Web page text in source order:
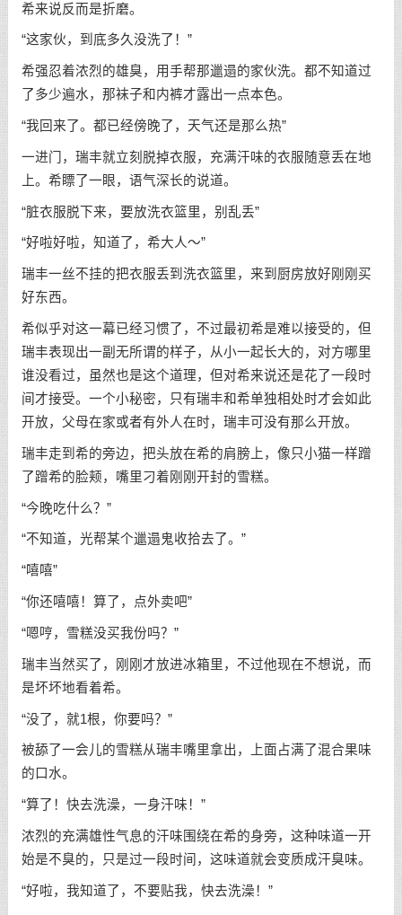
希来说反而是折磨。
“这家伙，到底多久没洗了！”
希强忍着浓烈的雄臭，用手帮那邋遢的家伙洗。都不知道过
了多少遍水，那袜子和内裤才露出一点本色。
“我回来了。都已经傍晚了，天气还是那么热”
一进门，瑞丰就立刻脱掉衣服，充满汗味的衣服随意丢在地
上。希瞟了一眼，语气深长的说道。
“脏衣服脱下来，要放洗衣篮里，别乱丢”
“好啦好啦，知道了，希大人～”
瑞丰一丝不挂的把衣服丢到洗衣篮里，来到厨房放好刚刚买
好东西。
希似乎对这一幕已经习惯了，不过最初希是难以接受的，但
瑞丰表现出一副无所谓的样子，从小一起长大的，对方哪里
谁没看过，虽然也是这个道理，但对希来说还是花了一段时
间才接受。一个小秘密，只有瑞丰和希单独相处时才会如此
开放，父母在家或者有外人在时，瑞丰可没有那么开放。
瑞丰走到希的旁边，把头放在希的肩膀上，像只小猫一样蹭
了蹭希的脸颊，嘴里刁着刚刚开封的雪糕。
“今晚吃什么？”
“不知道，光帮某个邋遢鬼收拾去了。”
“嘻嘻”
“你还嘻嘻！算了，点外卖吧”
“嗯哼，雪糕没买我份吗？”
瑞丰当然买了，刚刚才放进冰箱里，不过他现在不想说，而
是坏坏地看着希。
“没了，就1根，你要吗？”
被舔了一会儿的雪糕从瑞丰嘴里拿出，上面占满了混合果味
的口水。
“算了！快去洗澡，一身汗味！”
浓烈的充满雄性气息的汗味围绕在希的身旁，这种味道一开
始是不臭的，只是过一段时间，这味道就会变质成汗臭味。
“好啦，我知道了，不要贴我，快去洗澡！”